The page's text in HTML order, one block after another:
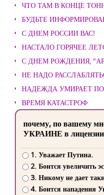
ЧТО ТАМ В КОНЦЕ
БУДЬТЕ
С ДНЕМ РОССИИ ВАС!
НАСТАЛО ГОРЯЧЕЕ
С ДНЕМ РОЖДЕНИЯ,
НЕ НАДО
НАДЕЖДА УМИРАЕТ
ВРЕМЯ КАТАСТРОФ
почему, по вашему
УКРАИНЕ в лицензии
1. Уважает Путина.
2. Боится увеличить
3. Никому не дает
4. Боится